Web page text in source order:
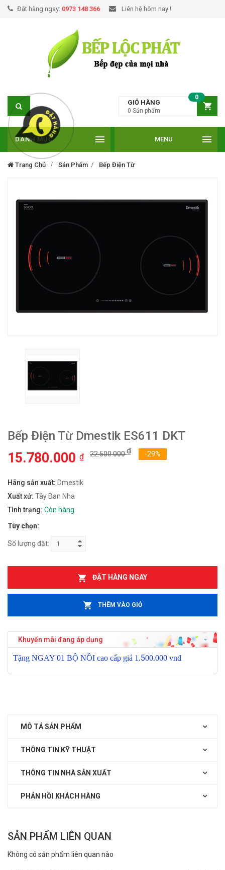
Đặt hàng ngay: 0973 148 366 Liên hệ hôm nay !
GIỎ HÀNG
0
0 Sản phẩm
DANH MỤC MENU
Trang Chủ Sản Phẩm Bếp Điện Từ
Bếp Điện Từ Dmestik ES611 DKT
15.780.000 ₫ 22.500.000₫ -29%
Hãng sản xuất: Dmestik
Xuất xứ: Tây Ban Nha
Tình trạng: Còn hàng
Tùy chọn:
Số lượng đặt:
ĐẶT HÀNG NGAY
THÊM VÀO GIỎ
Khuyến mãi đang áp dụng
Tặng NGAY 01 BỘ NỒI cao cấp giá 1.500.000 vnđ
MÔ TẢ SẢN PHẨM
THÔNG TIN KỸ THUẬT
THÔNG TIN NHÀ SẢN XUẤT
PHẢN HỒI KHÁCH HÀNG
SẢN PHẨM LIÊN QUAN
Không có sản phẩm liên quan nào